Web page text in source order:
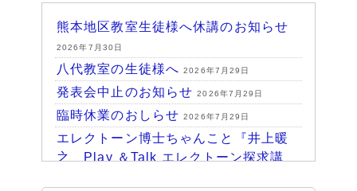
熊本地区教室生徒様へ休講のお知らせ
2026年7月30日
八代教室の生徒様へ 2026年7月29日
発表会中止のお知らせ 2026年7月29日
臨時休業のおしらせ 2026年7月29日
エレクトーン博士ちゃんこと『井上暖
之 Play ＆Talk エレクトーン探求講